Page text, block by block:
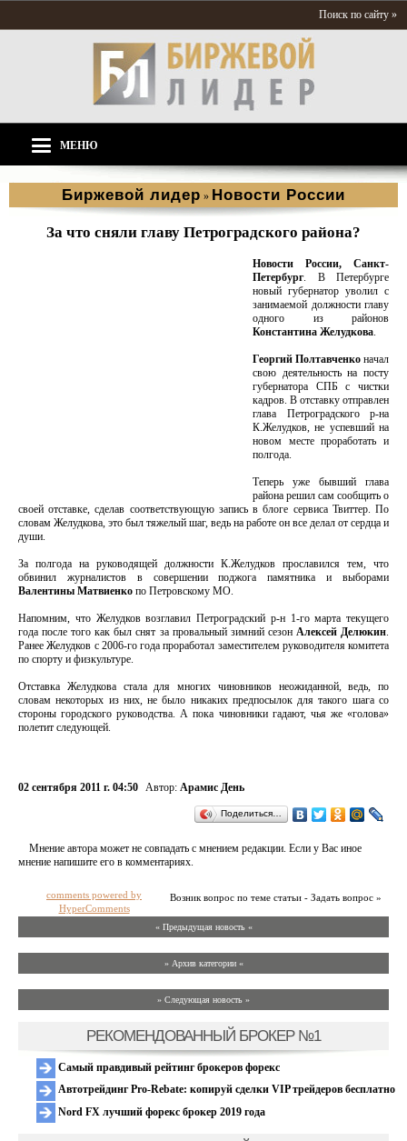
Поиск по сайту »
МЕНЮ
Биржевой лидер » Новости России
За что сняли главу Петроградского района?
Новости России, Санкт-
Петербург. В Петербурге
новый губернатор уволил с
занимаемой должности главу
одного из районов
Константина Желудкова.
Георгий Полтавченко начал
свою деятельность на посту
губернатора СПБ с чистки
кадров. В отставку отправлен
глава Петроградского р-на
К.Желудков, не успевший на
новом месте проработать и
полгода.
Теперь уже бывший глава
района решил сам сообщить о
своей отставке, сделав соответствующую запись в блоге сервиса Твиттер. По
словам Желудкова, это был тяжелый шаг, ведь на работе он все делал от сердца и
души.
За полгода на руководящей должности К.Желудков прославился тем, что
обвинил журналистов в совершении поджога памятника и выборами
Валентины Матвиенко по Петровскому МО.
Напомним, что Желудков возглавил Петроградский р-н 1-го марта текущего
года после того как был снят за провальный зимний сезон Алексей Делюкин.
Ранее Желудков с 2006-го года проработал заместителем руководителя комитета
по спорту и физкультуре.
Отставка Желудкова стала для многих чиновников неожиданной, ведь, по
словам некоторых из них, не было никаких предпосылок для такого шага со
стороны городского руководства. А пока чиновники гадают, чья же «голова»
полетит следующей.
02 сентября 2011 г. 04:50 Автор: Арамис День
Поделиться…
Мнение автора может не совпадать с мнением редакции. Если у Вас иное
мнение напишите его в комментариях.
Возник вопрос по теме статьи - Задать вопрос »
comments powered by
HyperComments
« Предыдущая новость «
» Архив категории «
» Следующая новость »
РЕКОМЕНДОВАННЫЙ БРОКЕР №1
Самый правдивый рейтинг брокеров форекс
Автотрейдинг Pro-Rebate: копируй сделки VIP трейдеров бесплатно
Nord FX лучший форекс брокер 2019 года